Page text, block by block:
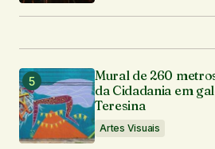
Mural de 260
da Cidadania em
Teresina
Artes Visuais